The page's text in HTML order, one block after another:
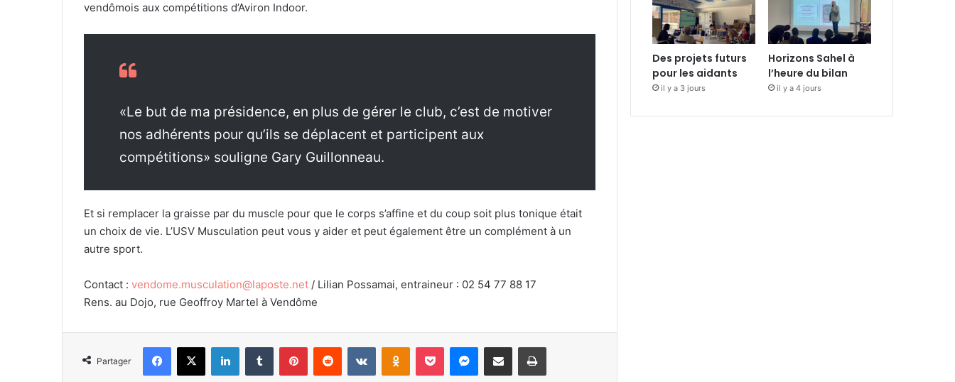
vendômois aux compétitions d’Aviron Indoor.
«Le but de ma présidence, en plus de gérer le club, c’est de motiver
nos adhérents pour qu’ils se déplacent et participent aux
compétitions» souligne Gary Guillonneau.
Et si remplacer la graisse par du muscle pour que le corps s’affine et du coup soit plus tonique était
un choix de vie. L’USV Musculation peut vous y aider et peut également être un complément à un
autre sport.
Contact : vendome.musculation@laposte.net / Lilian Possamai, entraineur : 02 54 77 88 17
Rens. au Dojo, rue Geoffroy Martel à Vendôme
Partager
Des projets futurs
pour les aidants
il y a 3 jours
Horizons Sahel à
l’heure du bilan
il y a 4 jours